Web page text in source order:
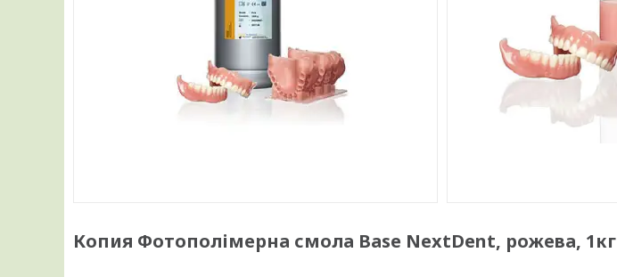
Копия Фотополімерна смола Base NextDent, рожева, 1кг